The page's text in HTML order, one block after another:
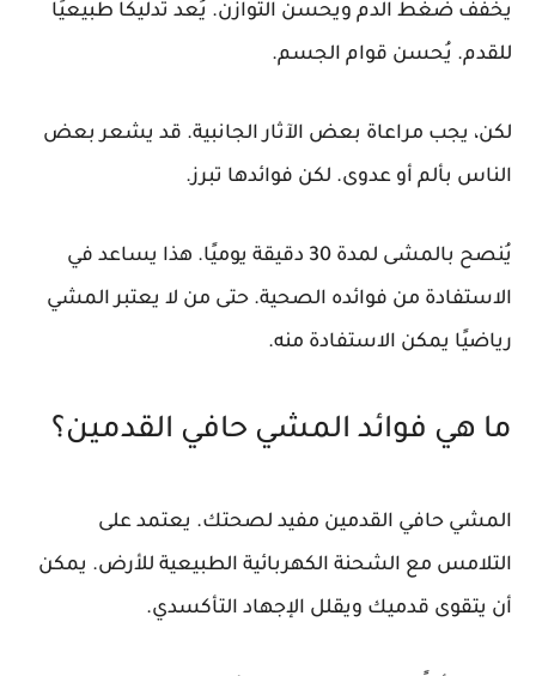
يخفف ضغط الدم ويحسن التوازن. يُعد تدليكًا طبيعيًا
للقدم. يُحسن قوام الجسم.
لكن، يجب مراعاة بعض الآثار الجانبية. قد يشعر بعض
الناس بألم أو عدوى. لكن فوائدها تبرز.
يُنصح بالمشى لمدة 30 دقيقة يوميًا. هذا يساعد في
الاستفادة من فوائده الصحية. حتى من لا يعتبر المشي
رياضيًا يمكن الاستفادة منه.
ما هي فوائد المشي حافي القدمين؟
المشي حافي القدمين مفيد لصحتك. يعتمد على
التلامس مع الشحنة الكهربائية الطبيعية للأرض. يمكن
أن يتقوى قدميك ويقلل الإجهاد التأكسدي.